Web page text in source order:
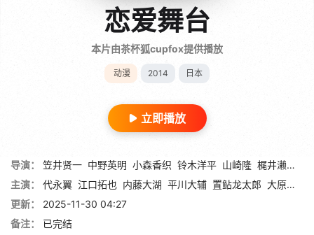
恋爱舞台
本片由茶杯狐cupfox提供播放
动漫 2014 日本
立即播放
导演： 笠井贤一 中野英明 小森香织 铃木洋平 山崎隆 梶井濑贺
主演：
代永翼 江口拓也 内藤大湖 平川大辅 置鲇龙太郎 大原沙耶香
更新：
2025-11-30 04:27
备注：
已完结